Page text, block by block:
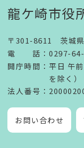
龍ケ崎市役
〒301-8611 茨城
電話 ： 0297-
開庁時間 ： 平日 午
を除く）
法人番号 ：
お問い合わせ